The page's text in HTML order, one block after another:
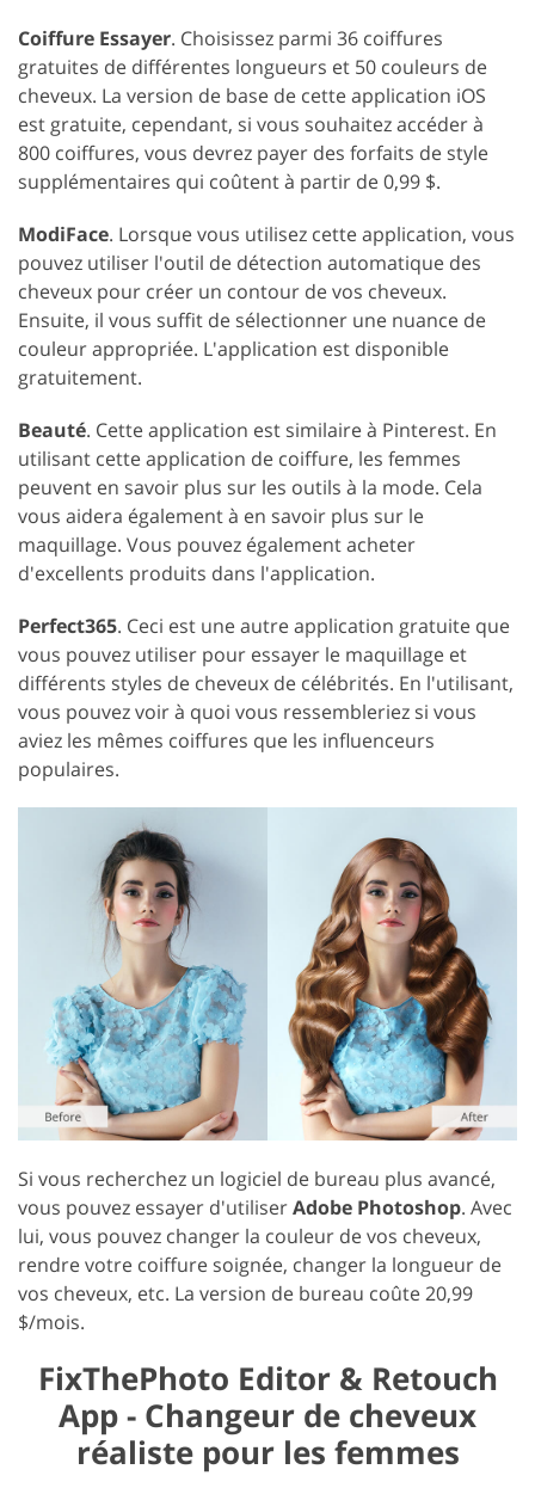
Coiffure Essayer. Choisissez parmi 36 coiffures
gratuites de différentes longueurs et 50 couleurs de
cheveux. La version de base de cette application iOS
est gratuite, cependant, si vous souhaitez accéder à
800 coiffures, vous devrez payer des forfaits de style
supplémentaires qui coûtent à partir de 0,99 $.
ModiFace. Lorsque vous utilisez cette application, vous
pouvez utiliser l'outil de détection automatique des
cheveux pour créer un contour de vos cheveux.
Ensuite, il vous suffit de sélectionner une nuance de
couleur appropriée. L'application est disponible
gratuitement.
Beauté. Cette application est similaire à Pinterest. En
utilisant cette application de coiffure, les femmes
peuvent en savoir plus sur les outils à la mode. Cela
vous aidera également à en savoir plus sur le
maquillage. Vous pouvez également acheter
d'excellents produits dans l'application.
Perfect365. Ceci est une autre application gratuite que
vous pouvez utiliser pour essayer le maquillage et
différents styles de cheveux de célébrités. En l'utilisant,
vous pouvez voir à quoi vous ressembleriez si vous
aviez les mêmes coiffures que les influenceurs
populaires.
Si vous recherchez un logiciel de bureau plus avancé,
vous pouvez essayer d'utiliserAdobe Photoshop. Avec
lui, vous pouvez changer la couleur de vos cheveux,
rendre votre coiffure soignée, changer la longueur de
vos cheveux, etc. La version de bureau coûte 20,99
$/mois.
FixThePhoto Editor & Retouch
App - Changeur de cheveux
réaliste pour les femmes